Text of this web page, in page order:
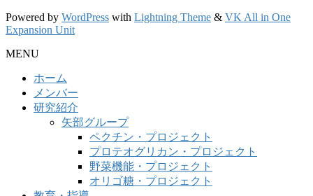
Powered by WordPress with Lightning Theme & VK All in One
Expansion Unit
MENU
ホーム
メンバー
研究紹介
矢部グループ
ペクチン・プロジェクト
プロテオグリカン・プロジェクト
野菜機能・プロジェクト
オリゴ糖・プロジェクト